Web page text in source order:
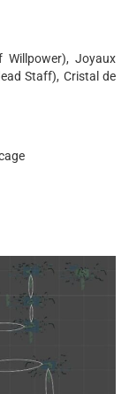
Joyaux
Staff), Cristal de